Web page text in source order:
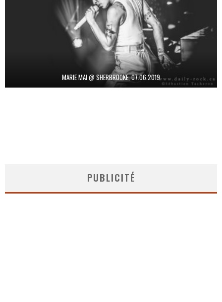
MARIE MAI @ SHERBROOKE, 07.06.2019
PUBLICITÉ